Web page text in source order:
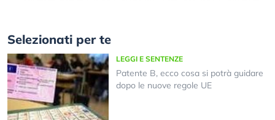
Selezionati per te
LEGGI E SENTENZE
Patente B, ecco cosa si potrà guidare
dopo le nuove regole UE